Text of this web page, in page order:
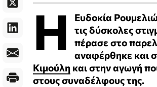
Η
Ευδοκία
τις δύσκολες
πέρασε στο
αναφέρθηκε και
Κιμούλη και στην αγωγή
στους συναδέλφους της.